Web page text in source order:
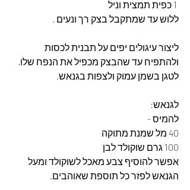
ללוש עד שמתקבל בצק רך ונעים .
ליצור עיגולים יפים על תבנית לכסות
ולהתפיח עד שהבצק מכפיל את הנפח שלו.
לטגן בשמן עמוק ולצפות בגנאש.
לגנאש:
להמיס -
40 מל שמנת מתוקה
100 גרם שוקולד לבן
אפשר להוסיף צבע מאכל לשוקולד ומעל
הגנאש לפזר כל תוספת שאוהבים.